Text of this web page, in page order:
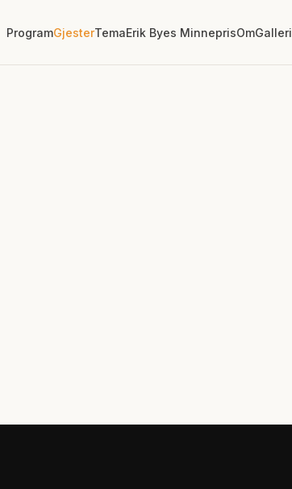
ProgramGjesterTemaErik Byes MinneprisOmGalleri